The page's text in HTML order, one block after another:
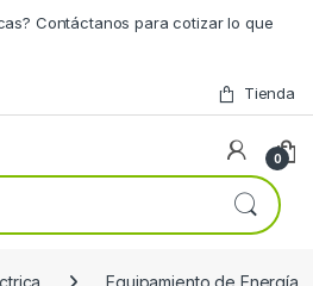
Contáctanos para cotizar lo que
Tienda
0
Equipamiento de Energía